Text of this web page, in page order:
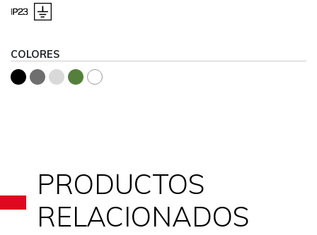
COLORES
PRODUCTOS
RELACIONADOS